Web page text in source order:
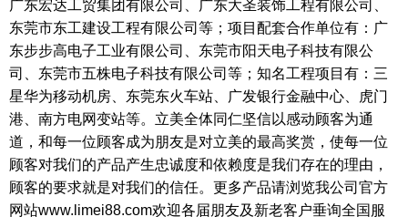
广东宏达工贸集团有限公司、广东大圣装饰工程有限公司、
东莞市东工建设工程有限公司等；项目配套合作单位有：广
东步步高电子工业有限公司、东莞市阳天电子科技有限公
司、东莞市五株电子科技有限公司等；知名工程项目有：三
星华为移动机房、东莞东火车站、广发银行金融中心、虎门
港、南方电网变站等。立美全体同仁坚信以感动顾客为通
道，和每一位顾客成为朋友是对立美的最高奖赏，使每一位
顾客对我们的产品产生忠诚度和依赖度是我们存在的理由，
顾客的要求就是对我们的信任。更多产品请浏览我公司官方
网站www.limei88.com欢迎各届朋友及新老客户垂询全国服